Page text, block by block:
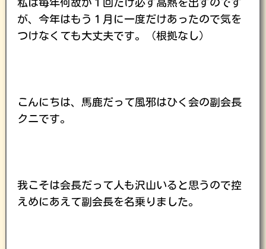
私は毎年何故か１回だけ必ず高熱を出すのです
が、今年はもう１月に一度だけあったので気を
つけなくても大丈夫です。（根拠なし）
こんにちは、馬鹿だって風邪はひく会の副会長
クニです。
我こそは会長だって人も沢山いると思うので控
えめにあえて副会長を名乗りました。